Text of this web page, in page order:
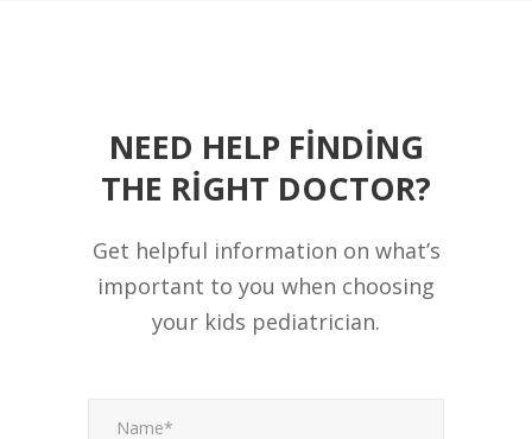
NEED HELP FINDING
THE RIGHT DOCTOR?
Get helpful information on what’s
important to you when choosing
your kids pediatrician.